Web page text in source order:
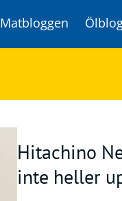
Matbloggen
Hitachino
inte heller